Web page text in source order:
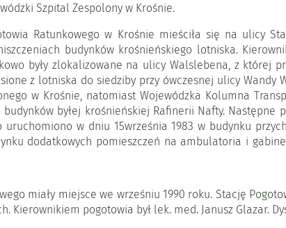
Szpital Zespolony w Krośnie.
Ratunkowego w Krośnie mieściła się na ulicy
budynków krośnieńskiego lotniska.
były zlokalizowane na ulicy Walslebena, z której
z lotniska do siedziby przy ówczesnej ulicy Wandy
w Krośnie, natomiast Wojewódzka Kolumna
byłej krośnieńskiej Rafinerii Nafty. Następne
w dniu 15września 1983 w budynku
dodatkowych pomieszczeń na ambulatoria i
miały miejsce we wrześniu 1990 roku. Stację
Kierownikiem pogotowia był lek. med. Janusz Glazar.